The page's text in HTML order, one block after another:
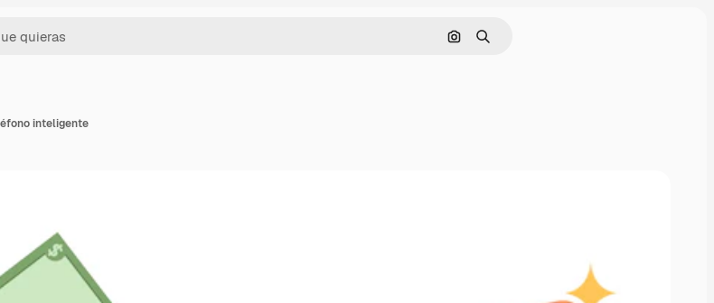
Buscar por imagen
Buscar
inteligente